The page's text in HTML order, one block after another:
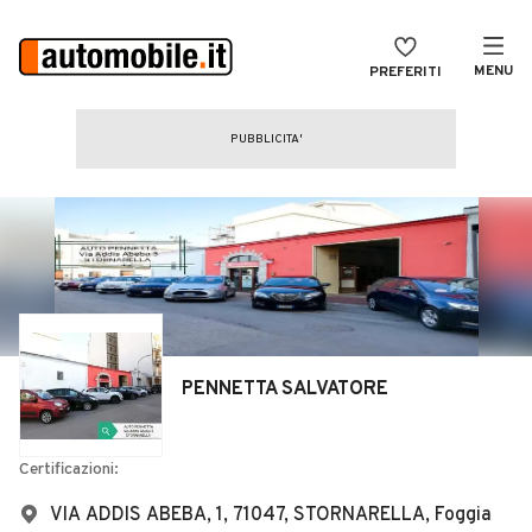
PREFERITI MENU
CERCA
Auto usate
Auto Km 0
Auto Nuove
Noleggio a lungo termine
Auto d'epoca
Moto
MAGAZINE
ACCEDI
PENNETTA SALVATORE
Certificazioni:
VIA ADDIS ABEBA, 1, 71047, STORNARELLA, Foggia